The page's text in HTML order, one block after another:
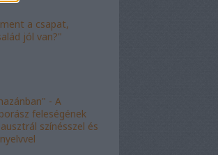
a csapat,
jól van?"
- A
feleségének
színésszel és